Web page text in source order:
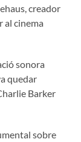
creador
al cinema
sonora
quedar
Barker
sobre